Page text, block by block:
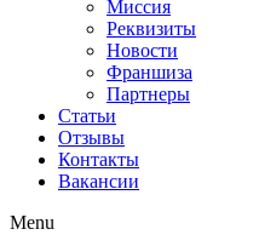
Миссия
Реквизиты
Новости
Франшиза
Партнеры
Статьи
Отзывы
Контакты
Вакансии
Menu